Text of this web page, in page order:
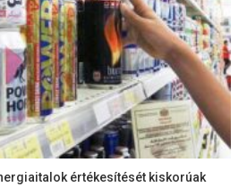
értékesítését kiskorúak